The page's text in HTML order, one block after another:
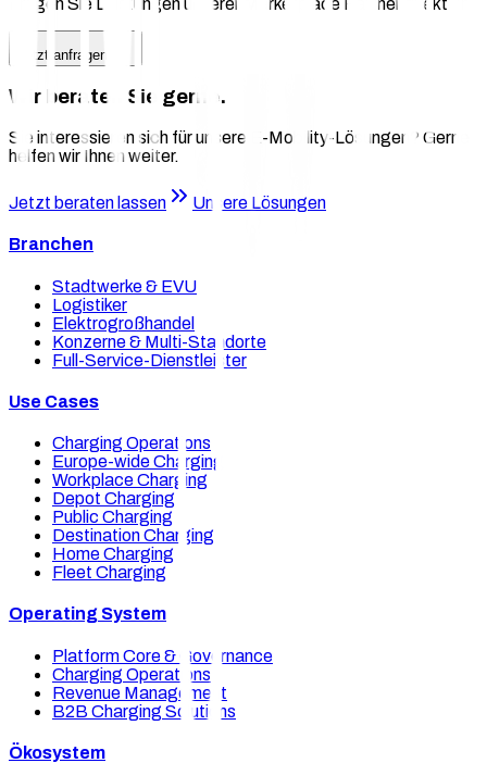
Jetzt anfragen
Wir beraten Sie gerne.
Sie interessieren sich für unsere E-Mobility-Lösungen? Gerne
helfen wir Ihnen weiter.
Jetzt beraten lassen Unsere Lösungen
Branchen
Stadtwerke & EVU
Logistiker
Elektrogroßhandel
Konzerne & Multi-Standorte
Full-Service-Dienstleister
Use Cases
Charging Operations
Europe-wide Charging
Workplace Charging
Depot Charging
Public Charging
Destination Charging
Home Charging
Fleet Charging
Operating System
Platform Core & Governance
Charging Operations
Revenue Management
B2B Charging Solutions
Ökosystem